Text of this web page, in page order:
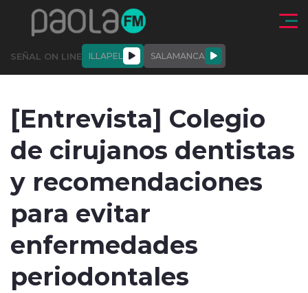
Click acá para ir directamente al contenido
SEÑAL ON LINE ILLAPEL SALAMANCA
ACTUALIDAD ENTREVISTAS
modo claro
[Entrevista] Colegio
de cirujanos dentistas
y recomendaciones
para evitar
enfermedades
periodontales